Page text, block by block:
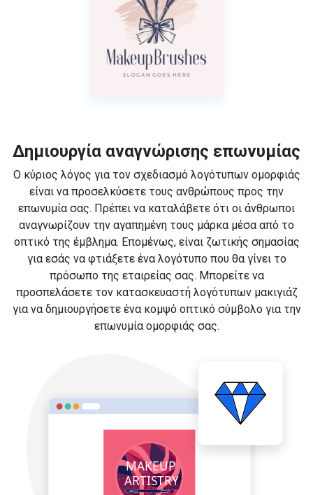
Δημιουργία αναγνώρισης επωνυμίας
Ο κύριος λόγος για τον σχεδιασμό λογότυπων ομορφιάς
είναι να προσελκύσετε τους ανθρώπους προς την
επωνυμία σας. Πρέπει να καταλάβετε ότι οι άνθρωποι
αναγνωρίζουν την αγαπημένη τους μάρκα μέσα από το
οπτικό της έμβλημα. Επομένως, είναι ζωτικής σημασίας
για εσάς να φτιάξετε ένα λογότυπο που θα γίνει το
πρόσωπο της εταιρείας σας. Μπορείτε να
προσπελάσετε τον κατασκευαστή λογότυπων μακιγιάζ
για να δημιουργήσετε ένα κομψό οπτικό σύμβολο για την
επωνυμία ομορφιάς σας.